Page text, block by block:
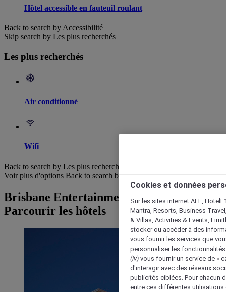
Hôtel accessible en fauteuil roulant
Back to search by Accessibilité
Skip search by Les plus recherchés
Les plus recherchés
Air conditionné
Wifi
Back to search by Les plus recherchés
Voir plus d'options Back to search by categories
Brisbane Entertainment Centre :
Parcourir les hôtels
Cookies et données
Sur les sites internet ALL,
Mantra, Resorts, Business
& Villas, Activities & Events,
stocker ou accéder à des
vous fournir les services que
personnaliser les
(iv) vous fournir un service de «
d'interagir avec des réseaux
publicités ciblées. Pour chacun
entre ces différentes utilisations